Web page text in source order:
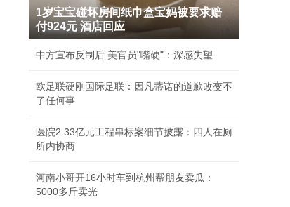
1岁宝宝碰坏房间纸巾盒宝妈被要求赔
付924元 酒店回应
中方宣布反制后 美官员"嘴硬"：深感失望
欧足联硬刚国际足联：因凡蒂诺的道歉改变不
了任何事
医院2.33亿元工程串标案细节披露：四人在厕
所内协商
河南小哥开16小时车到杭州帮朋友卖瓜：
5000多斤卖光